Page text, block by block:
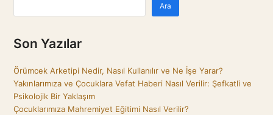
Ara
Son Yazılar
Örümcek Arketipi Nedir, Nasıl Kullanılır ve Ne İşe Yarar?
Yakınlarımıza ve Çocuklara Vefat Haberi Nasıl Verilir: Şefkatli ve
Psikolojik Bir Yaklaşım
Çocuklarımıza Mahremiyet Eğitimi Nasıl Verilir?